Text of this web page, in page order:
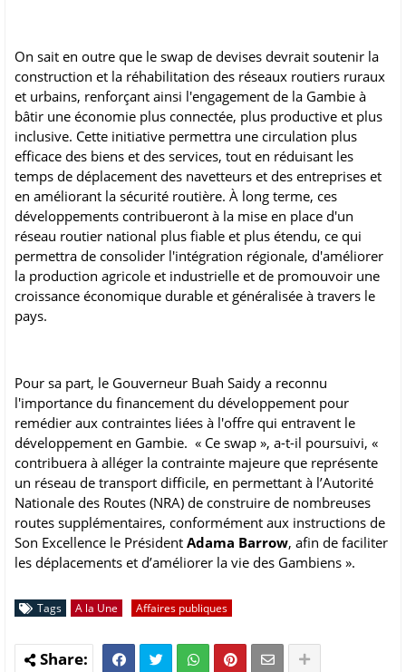
On sait en outre que le swap de devises devrait soutenir la
construction et la réhabilitation des réseaux routiers ruraux
et urbains, renforçant ainsi l'engagement de la Gambie à
bâtir une économie plus connectée, plus productive et plus
inclusive. Cette initiative permettra une circulation plus
efficace des biens et des services, tout en réduisant les
temps de déplacement des navetteurs et des entreprises et
en améliorant la sécurité routière. À long terme, ces
développements contribueront à la mise en place d'un
réseau routier national plus fiable et plus étendu, ce qui
permettra de consolider l'intégration régionale, d'améliorer
la production agricole et industrielle et de promouvoir une
croissance économique durable et généralisée à travers le
pays.
Pour sa part, le Gouverneur Buah Saidy a reconnu
l'importance du financement du développement pour
remédier aux contraintes liées à l'offre qui entravent le
développement en Gambie. « Ce swap », a-t-il poursuivi, «
contribuera à alléger la contrainte majeure que représente
un réseau de transport difficile, en permettant à l’Autorité
Nationale des Routes (NRA) de construire de nombreuses
routes supplémentaires, conformément aux instructions de
Son Excellence le Président Adama Barrow, afin de faciliter
les déplacements et d’améliorer la vie des Gambiens ».
Tags A la Une Affaires publiques